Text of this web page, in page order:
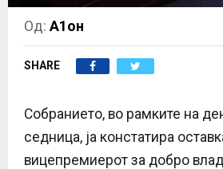
M
E
N
U
Од:А1он
SHARE
Собранието, во рамките на
седница, ја констатира
вицепремиерот за добро